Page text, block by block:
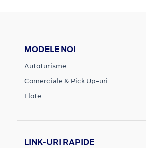
MODELE NOI
Autoturisme
Comerciale & Pick Up-uri
Flote
LINK-URI RAPIDE